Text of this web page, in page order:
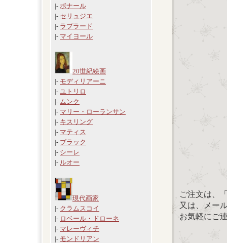
|- ボナール
|- セリュジエ
|- ラプラード
|- マイヨール
20世紀絵画
|- モディリアーニ
|- ユトリロ
|- ムンク
|- マリー・ローランサン
|- キスリング
|- マティス
|- ブラック
|- シーレ
|- ルオー
現代画家
|- クラムスコイ
|- ロベール・ドローネ
|- マレーヴィチ
|- モンドリアン
ご注文は、
又は、メー
お気軽にご